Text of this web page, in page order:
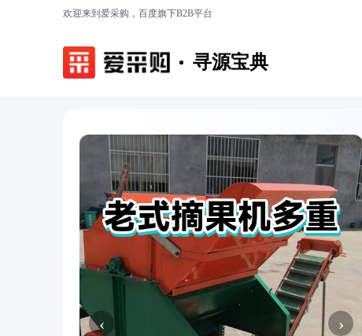
欢迎来到爱采购，百度旗下B2B平台
寻源宝典
‹ ›